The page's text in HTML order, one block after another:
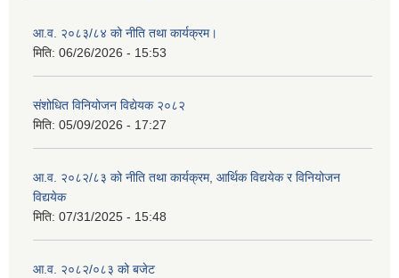
आ.व. २०८३/८४ को नीति तथा कार्यक्रम।
मिति: 06/26/2026 - 15:53
संशोधित विनियोजन विद्येयक २०८२
मिति: 05/09/2026 - 17:27
आ.व. २०८२/८३ को नीति तथा कार्यक्रम, आर्थिक विद्ययेक र विनियोजन
विद्ययेक
मिति: 07/31/2025 - 15:48
आ.व. २०८२/०८३ को बजेट